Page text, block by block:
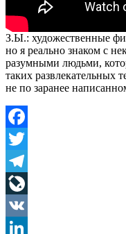
З.Ы.: художественные
но я реально знаком с
разумными людьми,
таких развлекательных
не по заранее
Facebook
Twitter
Telegram
LiveJournal
VK